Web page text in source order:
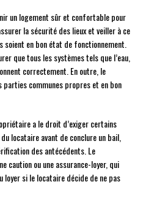
un logement sûr et confortable pour
la sécurité des lieux et veiller à ce
soient en bon état de fonctionnement.
que tous les systèmes tels que l’eau,
correctement. En outre, le
communes propres et en bon
a le droit d’exiger certains
locataire avant de conclure un bail,
des antécédents. Le
caution ou une assurance-loyer, qui
loyer si le locataire décide de ne pas